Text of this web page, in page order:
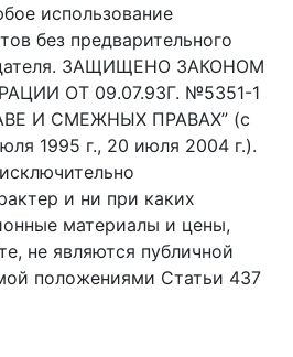
использование
без предварительного
ЗАЩИЩЕНО ЗАКОНОМ
ОТ 09.07.93Г. №5351-1
И СМЕЖНЫХ ПРАВАХ” (с
1995 г., 20 июля 2004 г.).
и ни при каких
материалы и цены,
не являются публичной
положениями Статьи 437